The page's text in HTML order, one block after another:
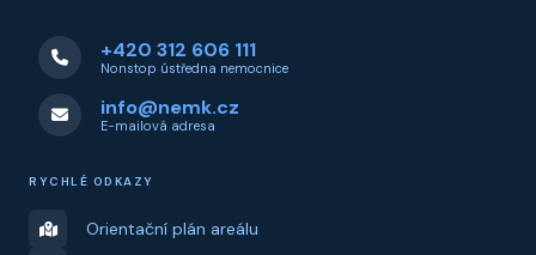
+420 312 606 111
Nonstop ústředna nemocnice
info@nemk.cz
E-mailová adresa
RYCHLÉ ODKAZY
Orientační plán areálu